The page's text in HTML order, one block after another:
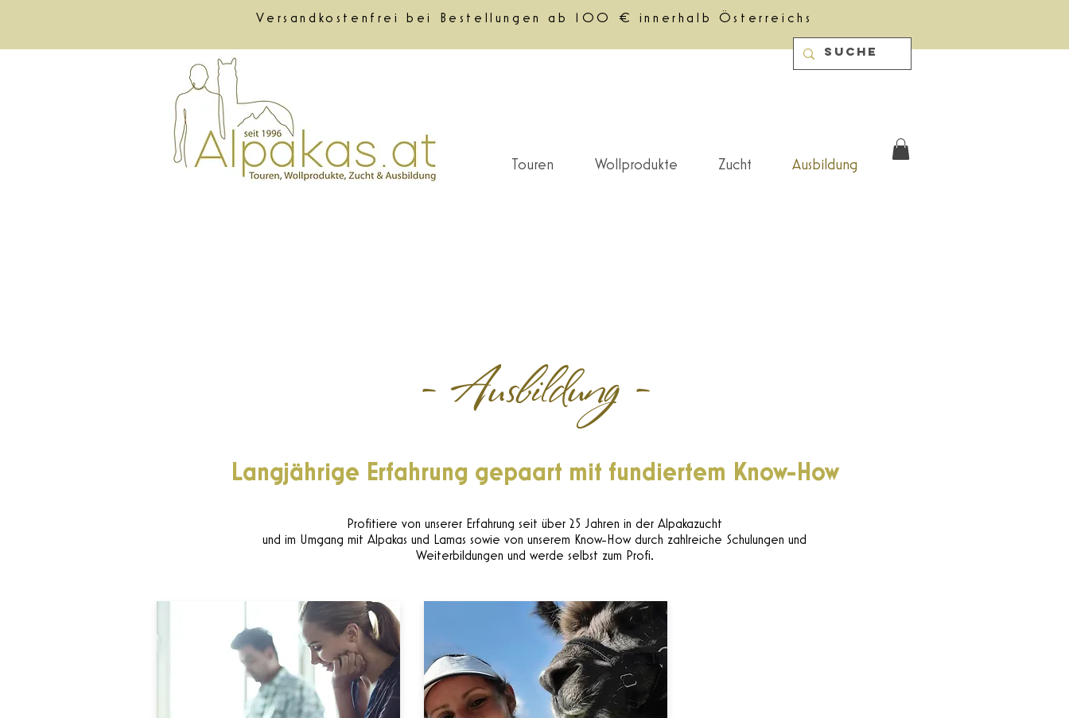
Versandkostenfrei bei Bestellungen ab 100 € innerhalb Österreichs
Touren Wollprodukte Zucht Ausbildung
- Ausbildung -
Langjährige Erfahrung gepaart mit fundiertem Know-How
Profitiere von unserer Erfahrung seit über 25 Jahren in der Alpakazucht
und im Umgang mit Alpakas und Lamas sowie von unserem Know-How durch zahlreiche Schulungen und
Weiterbildungen und werde selbst zum Profi.